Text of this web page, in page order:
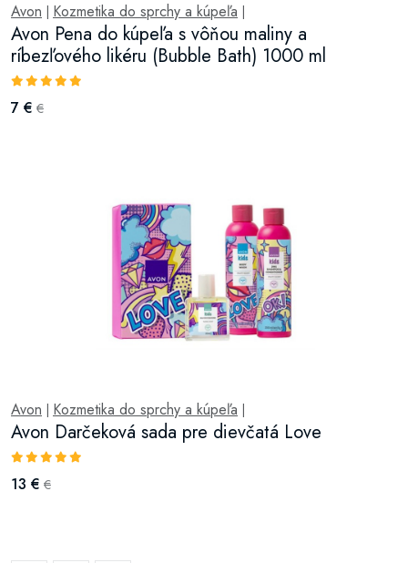
Avon Kozmetika do sprchy a kúpeľa
Avon Pena do kúpeľa s vôňou maliny a
ríbezľového likéru (Bubble Bath) 1000 ml
7 € €
Avon Kozmetika do sprchy a kúpeľa
Avon Darčeková sada pre dievčatá Love
13 € €